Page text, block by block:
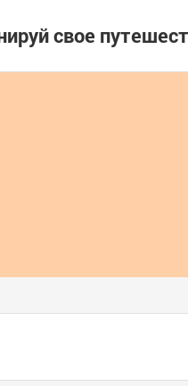
свое